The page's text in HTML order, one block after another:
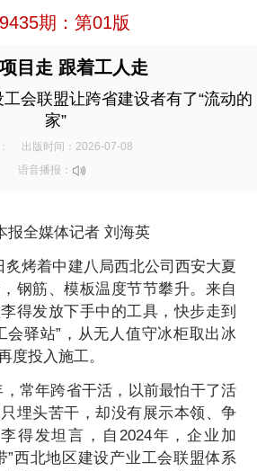
期：第01版
目走 跟着工人走
会联盟让跨省建设者有了“流动的
家”
出版时间：2026-07-08
语音播报：
报全媒体记者 刘海英
炙烤着中建八局西北公司西安大夏
钢筋、模板温度节节攀升。来自
得发放下手中的工具，快步走到
会驿站”，从无人值守冰柜取出冰
度投入施工。
，常年跨省干活，以前最怕干了活
埋头苦干，却没有展示本领、争
得发坦言，自2024年，企业加
”西北地区建设产业工会联盟体系